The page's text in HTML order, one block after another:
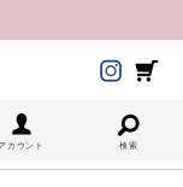
カウント 検索